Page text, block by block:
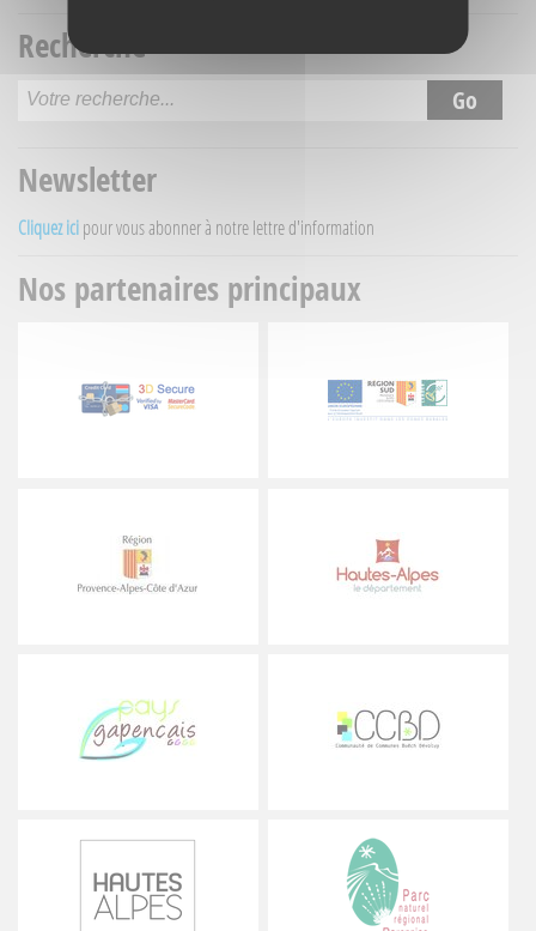
Recherche
Newsletter
Cliquez ici pour vous abonner à notre lettre d'information
Nos partenaires principaux